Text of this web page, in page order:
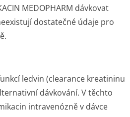
MEDOPHARM dávkovat
dostatečné údaje pro
ledvin (clearance kreatininu
dávkování. V těchto
intravenózně v dávce